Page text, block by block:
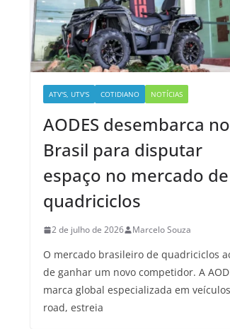
ATV'S, UTV'S COTIDIANO NOTÍCIAS
AODES desembarca no
Brasil para disputar
espaço no mercado de
quadriciclos
2 de julho de 2026 Marcelo Souza
O mercado brasileiro de quadriciclos
de ganhar um novo competidor. A
marca global especializada em
road, estreia